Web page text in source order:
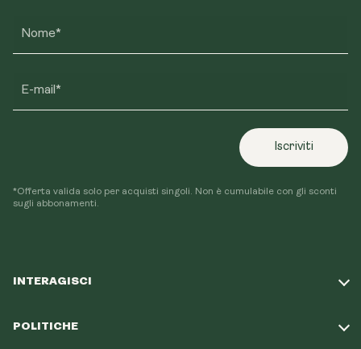
INTERAGISCI
POLITICHE
Nome*
E-mail*
Iscriviti
*Offerta valida solo per acquisti singoli. Non è cumulabile con gli sconti
sugli abbonamenti.